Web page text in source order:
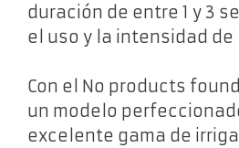
duración de entre 1 y 3
el uso y la intensidad de
Con el No products
un modelo
excelente gama de